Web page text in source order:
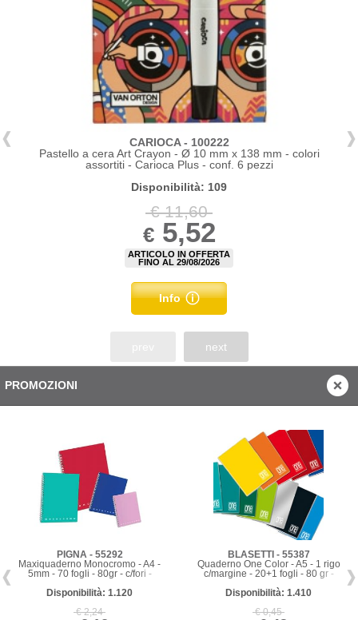
CARIOCA - 100222
Pastello a cera Art Crayon - Ø 10 mm x 138 mm - colori
assortiti - Carioca Plus - conf. 6 pezzi
Disponibilità: 109
€ 11,60
€5,52
ARTICOLO IN OFFERTA
FINO AL 29/08/2026
Info
next
PROMOZIONI
PIGNA - 55292
Maxiquaderno Monocromo - A4 -
5mm - 70 fogli - 80gr - c/fori -
Disponibilità: 1.120
€ 2,24
BLASETTI - 55387
Quaderno One Color - A5 - 1 rigo
c/margine - 20+1 fogli - 80 gr -
Disponibilità: 1.410
€ 0,45